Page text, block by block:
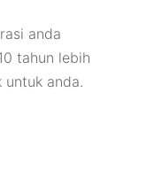
anda
tahun lebih
anda.